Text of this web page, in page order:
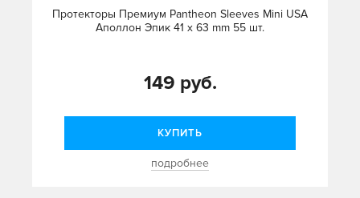
Протекторы Премиум Pantheon Sleeves Mini USA
Аполлон Эпик 41 x 63 mm 55 шт.
149 руб.
КУПИТЬ
подробнее